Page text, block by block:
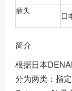
插头
日
简介
根据日本
分为两类：指